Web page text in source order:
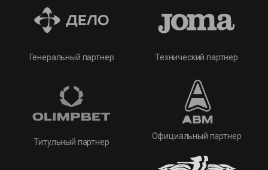
Генеральный партнер
Титульный партнер
Технический партнер
Официальный партнер